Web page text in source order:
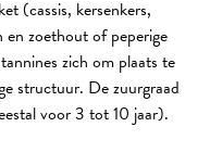
(cassis, kersenkers,
zoethout of peperige
zich om plaats te
structuur. De zuurgraad
voor 3 tot 10 jaar).